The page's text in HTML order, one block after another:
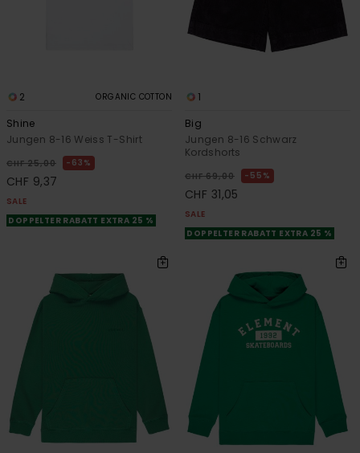
2 ORGANIC COTTON
Shine
Jungen 8-16 Weiss T-Shirt
CHF 25,00 63%
CHF 9,37
SALE
DOPPELTER RABATT EXTRA 25 %
1
Big
Jungen 8-16 Schwarz
Kordshorts
CHF 69,00 55%
CHF 31,05
SALE
DOPPELTER RABATT EXTRA 25 %